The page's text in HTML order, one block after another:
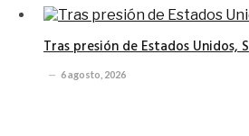
Tras presión de Estados Unidos,
6 agosto, 2026